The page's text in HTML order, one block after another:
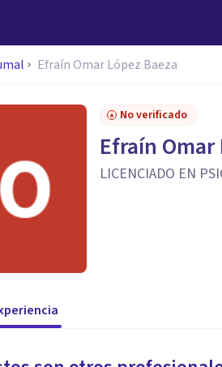
Efraín Omar López Baeza
No verificado
Efraín Omar
LICENCIADO EN